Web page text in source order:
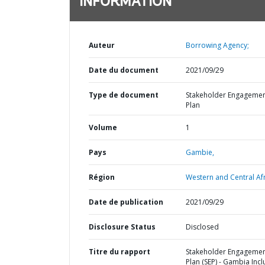
Auteur Borrowing Agency;
Date du document 2021/09/29
Type de document
Stakeholder
Plan
Volume 1
Pays Gambie,
Région Western and Central
Date de publication 2021/09/29
Disclosure Status Disclosed
Titre du rapport
Stakeholder
Plan (SEP) - Gambia